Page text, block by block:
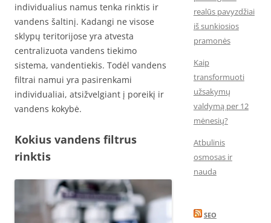
individualius namus tenka rinktis ir
vandens šaltinį. Kadangi ne visose
sklypų teritorijose yra atvesta
centralizuota vandens tiekimo
sistema, vandentiekis. Todėl vandens
filtrai namui yra pasirenkami
individualiai, atsižvelgiant į poreikį ir
vandens kokybė.
Kokius vandens filtrus
rinktis
realūs pavyzdžiai
iš sunkiosios
pramonės
Kaip
transformuoti
užsakymų
valdymą per 12
mėnesių?
Atbulinis
osmosas ir
nauda
SEO